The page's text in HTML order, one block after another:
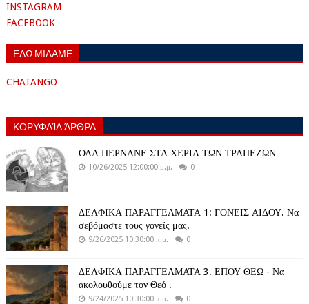
INSTAGRAM
FACEBOOK
ΕΔΩ ΜΙΛΑΜΕ
CHATANGO
ΚΟΡΥΦΑΊΑ ΆΡΘΡΑ
ΟΛΑ ΠΕΡΝΑΝΕ ΣΤΑ ΧΕΡΙΑ ΤΩΝ ΤΡΑΠΕΖΩΝ
10/26/2025 12:00:00 μ.μ. 0
ΔΕΛΦΙΚΑ ΠΑΡΑΓΓΕΛΜΑΤΑ 1: ΓΟΝΕΙΣ ΑΙΔΟΥ. Να
σεβόμαστε τους γονείς μας.
9/26/2025 10:30:00 π.μ. 0
ΔΕΛΦΙΚΑ ΠΑΡΑΓΓΕΛΜΑΤΑ 3. ΕΠΟΥ ΘΕΩ - Να
ακολουθούμε τον Θεό .
9/24/2025 10:30:00 π.μ. 0